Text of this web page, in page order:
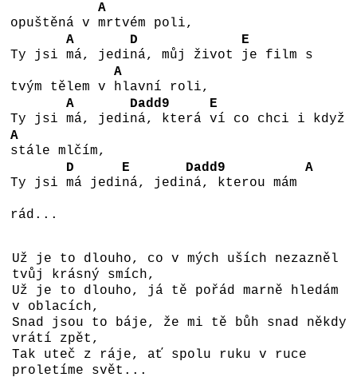
opuštěná v
A
mrtvém poli,
Ty jsi
A
má, jedi
D
ná, můj život
E
je film s
tvým tělem v
A
hlavní roli,
Ty jsi
A
má, jedi
Dadd9
ná, která
E
ví co chci i když
A
stále mlčím,
Ty jsi
D
má jedi
E
ná, jedi
Dadd9
ná, kterou mám
A
rád...
Už je to dlouho, co v mých uších nezazněl
tvůj krásný smích,
Už je to dlouho, já tě pořád marně hledám
v oblacích,
Snad jsou to báje, že mi tě bůh snad někdy
vrátí zpět,
Tak uteč z ráje, ať spolu ruku v ruce
proletíme svět...